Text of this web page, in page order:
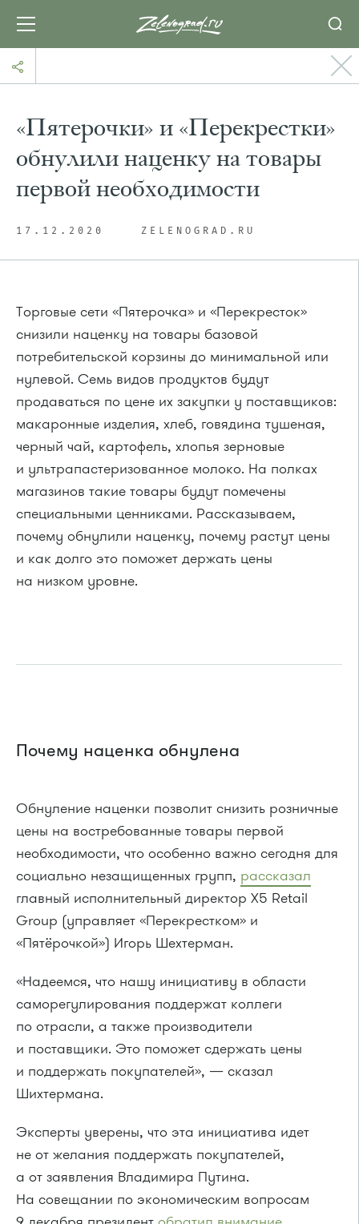
«Пятерочки» и «Перекрестки»
обнулили наценку на товары
первой необходимости
17.12.2020 ZELENOGRAD.RU
Торговые сети «Пятерочка» и «Перекресток»
снизили наценку на товары базовой
потребительской корзины до минимальной или
нулевой. Семь видов продуктов будут
продаваться по цене их закупки у поставщиков:
макаронные изделия, хлеб, говядина тушеная,
черный чай, картофель, хлопья зерновые
и ультрапастеризованное молоко. На полках
магазинов такие товары будут помечены
специальными ценниками. Рассказываем,
почему обнулили наценку, почему растут цены
и как долго это поможет держать цены
на низком уровне.
Почему наценка обнулена
Обнуление наценки позволит снизить розничные
цены на востребованные товары первой
необходимости, что особенно важно сегодня для
социально незащищенных групп, рассказал
главный исполнительный директор Х5 Retail
Group (управляет «Перекрестком» и
«Пятёрочкой») Игорь Шехтерман.
«Надеемся, что нашу инициативу в области
саморегулирования поддержат коллеги
по отрасли, а также производители
и поставщики. Это поможет сдержать цены
и поддержать покупателей», — сказал
Шихтермана.
Эксперты уверены, что эта инициатива идет
не от желания поддержать покупателей,
а от заявления Владимира Путина.
На совещании по экономическим вопросам